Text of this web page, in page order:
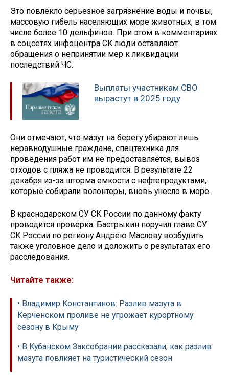
Это повлекло серьезное загрязнение воды и почвы,
массовую гибель населяющих море животных, в том
числе более 10 дельфинов. При этом в комментариях
в соцсетях инфоцентра СК люди оставляют
обращения о непринятии мер к ликвидации
последствий ЧС.
Выплаты участникам СВО
вырастут в 2025 году
Они отмечают, что мазут на берегу убирают лишь
неравнодушные граждане, спецтехника для
проведения работ им не предоставляется, вывоз
отходов с пляжа не проводится. В результате 22
декабря из-за шторма емкости с нефтепродуктами,
которые собирали волонтеры, вновь унесло в море.
В краснодарском СУ СК России по данному факту
проводится проверка. Бастрыкин поручил главе СУ
СК России по региону Андрею Маслову возбудить
также уголовное дело и доложить о результатах его
расследования.
Читайте также:
• Владимир Константинов: Разлив мазута в
Керченском проливе не угрожает курортному
сезону в Крыму
• В Кубанском Заксобрании рассказали, как разлив
мазута повлияет на туристический сезон